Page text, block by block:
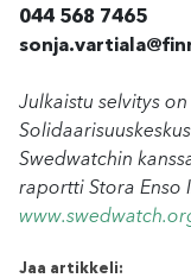
044 568 7465
Julkaistu selvitys
Swedwatchin
raportti Stora Enso
Jaa artikkeli: